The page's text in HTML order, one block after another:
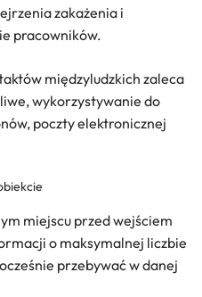
zakażenia i
pracowników.
międzyludzkich zaleca
wykorzystywanie do
poczty elektronicznej
miejscu przed wejściem
o maksymalnej liczbie
przebywać w danej